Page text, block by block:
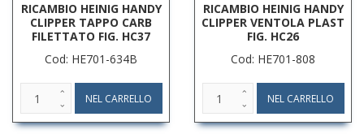
RICAMBIO HEINIG HANDY
CLIPPER TAPPO CARB
FILETTATO FIG. HC37
Cod: HE701-634B
RICAMBIO HEINIG HANDY
CLIPPER VENTOLA PLAST
FIG. HC26
Cod: HE701-808